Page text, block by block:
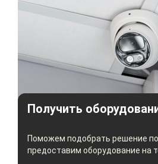
Получить
Поможем подобрать решение
предоставим оборудование на